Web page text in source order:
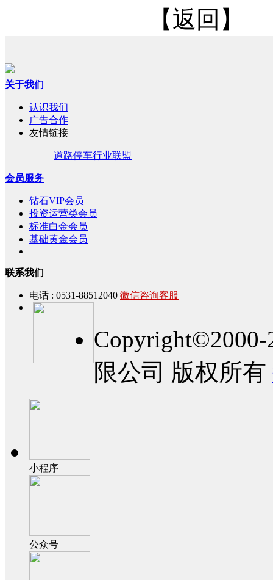
【返回】
关于我们
认识我们
广告合作
友情链接
道路停车行业联盟
会员服务
钻石VIP会员
投资运营类会员
标准白金会员
基础黄金会员
联系我们
电话 : 0531-88512040 微信咨询客服
限公司 版权所有
小程序
公众号